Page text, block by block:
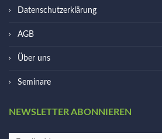
Datenschutzerklärung
AGB
Über uns
Seminare
NEWSLETTER ABONNIEREN